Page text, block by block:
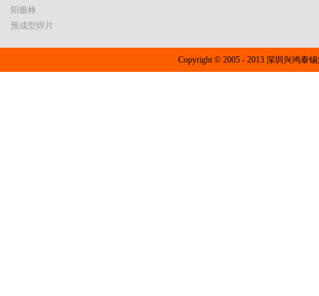
阳极棒
预成型焊片
Copyright © 2005 - 2013 深圳兴鸿泰